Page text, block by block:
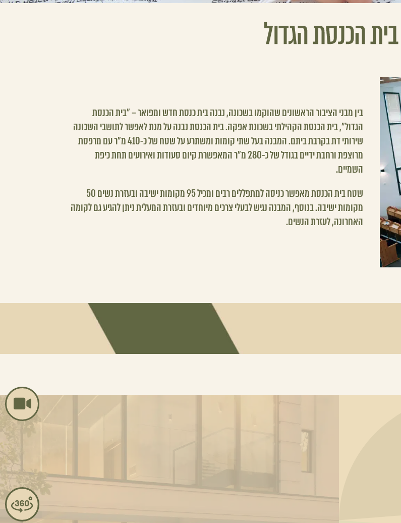
בין מבני הציבור הראשונים שהוקמו בשכונה, נבנה בית כנסת חדש ומפואר – ״בית הכנסת
הגדול״, בית הכנסת הקהילתי בשכונת אפקה. בית הכנסת נבנה על מנת לאפשר לתושבי השכונה
שירותי דת בקרבת ביתם. המבנה בעל שתי קומות ומשתרע על שטח של כ-410 מ״ר עם מרפסת
מרוצפת ורחבת ידיים בגודל של כ-280 מ״ר המאפשרת קיום סעודות ואירועים תחת כיפת
השמיים.
שטח בית הכנסת מאפשר כניסה למתפללים רבים ומכיל 95 מקומות ישיבה ובעזרת נשים 50
מקומות ישיבה. בנוסף, המבנה נגיש לבעלי צרכים מיוחדים ובעזרת המעלית ניתן להגיע גם לקומה
האחרונה, לעזרת הנשים.